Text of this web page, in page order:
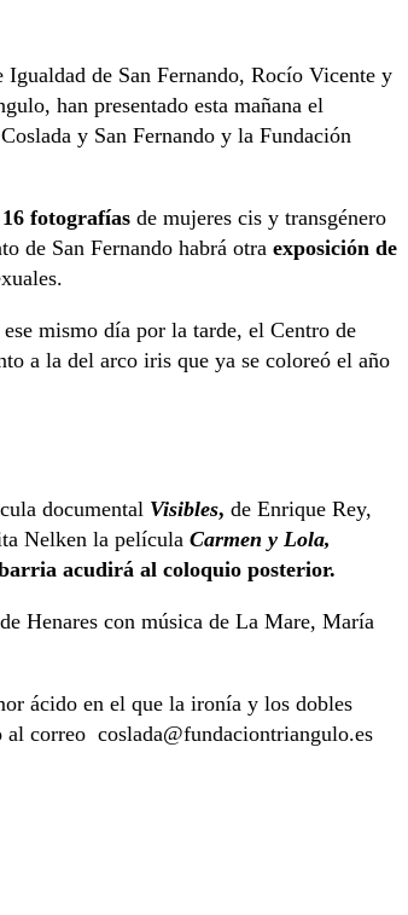
de San Fernando, Rocío Vicente y
han presentado esta mañana el
y San Fernando y la Fundación
fotografías de mujeres cis y transgénero
de San Fernando habrá otra exposición de
ese mismo día por la tarde, el Centro de
a la del arco iris que ya se coloreó el año
documental Visibles, de Enrique Rey,
Nelken la película Carmen y Lola,
acudirá al coloquio posterior.
Henares con música de La Mare, María
ácido en el que la ironía y los dobles
al correo coslada@fundaciontriangulo.es